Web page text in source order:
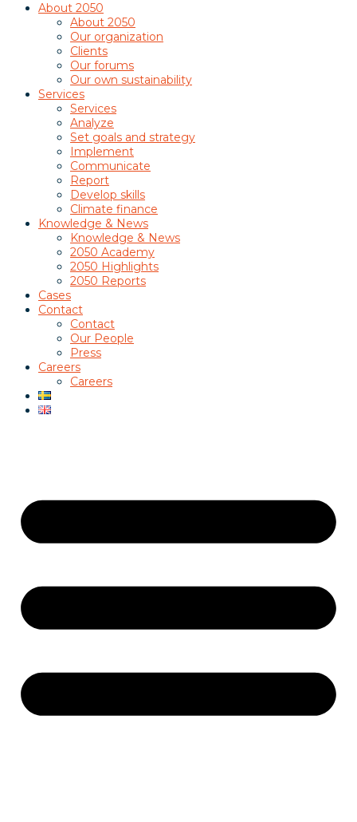
About 2050
About 2050
Our organization
Clients
Our forums
Our own sustainability
Services
Services
Analyze
Set goals and strategy
Implement
Communicate
Report
Develop skills
Climate finance
Knowledge & News
Knowledge & News
2050 Academy
2050 Highlights
2050 Reports
Cases
Contact
Contact
Our People
Press
Careers
Careers